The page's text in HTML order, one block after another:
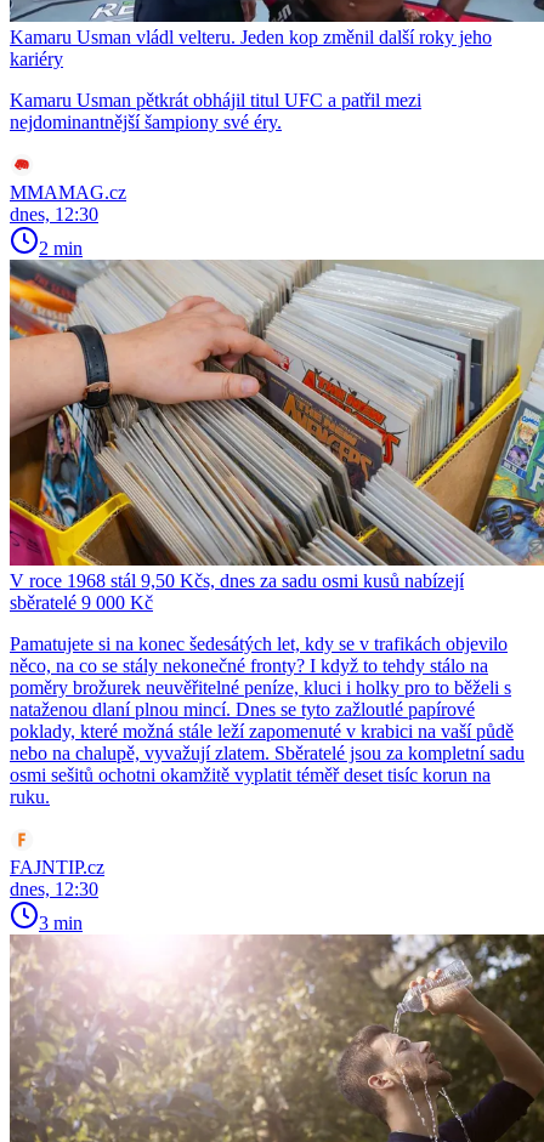
Kamaru Usman vládl velteru. Jeden kop změnil další roky jeho
kariéry
Kamaru Usman pětkrát obhájil titul UFC a patřil mezi
nejdominantnější šampiony své éry.
MMAMAG.cz
dnes, 12:30
2 min
V roce 1968 stál 9,50 Kčs, dnes za sadu osmi kusů nabízejí
sběratelé 9 000 Kč
Pamatujete si na konec šedesátých let, kdy se v trafikách objevilo
něco, na co se stály nekonečné fronty? I když to tehdy stálo na
poměry brožurek neuvěřitelné peníze, kluci i holky pro to běželi s
nataženou dlaní plnou mincí. Dnes se tyto zažloutlé papírové
poklady, které možná stále leží zapomenuté v krabici na vaší půdě
nebo na chalupě, vyvažují zlatem. Sběratelé jsou za kompletní sadu
osmi sešitů ochotni okamžitě vyplatit téměř deset tisíc korun na
ruku.
FAJNTIP.cz
dnes, 12:30
3 min